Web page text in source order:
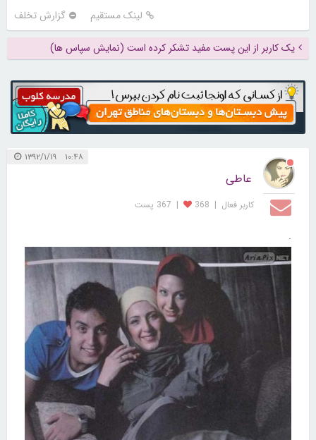
لینک مستقیم گزارش تخلف
یک کاربر از این پست مفید تشکر کرده است (نمایش سپاس ها)
۱۰:۴۸ ۱۳۹۲/۱/۱۹
عاطی
کاربر فعال |
368
| 367 پست
.